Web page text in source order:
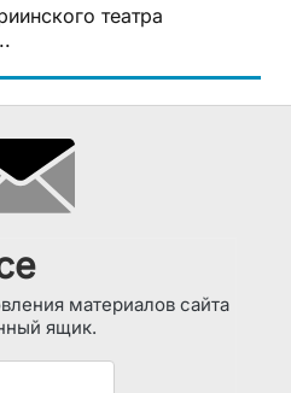
театра
материалов сайта
ящик.